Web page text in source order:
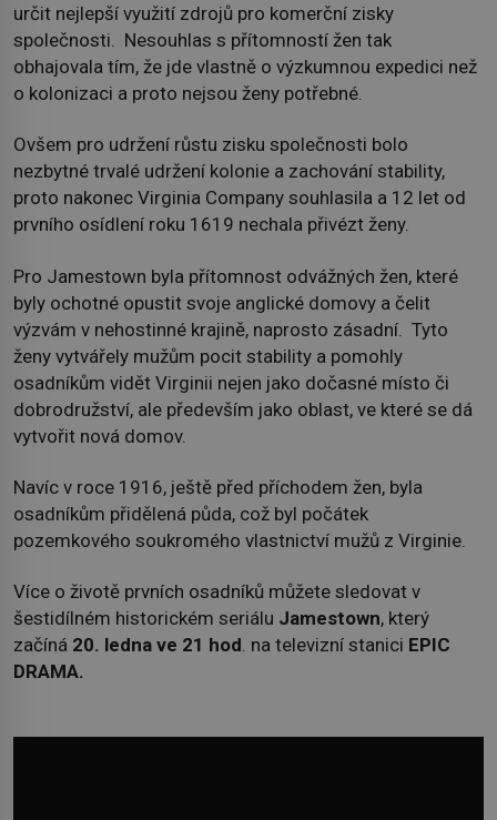
určit nejlepší využití zdrojů pro komerční zisky
společnosti. Nesouhlas s přítomností žen tak
obhajovala tím, že jde vlastně o výzkumnou expedici než
o kolonizaci a proto nejsou ženy potřebné.
Ovšem pro udržení růstu zisku společnosti bolo
nezbytné trvalé udržení kolonie a zachování stability,
proto nakonec Virginia Company souhlasila a 12 let od
prvního osídlení roku 1619 nechala přivézt ženy.
Pro Jamestown byla přítomnost odvážných žen, které
byly ochotné opustit svoje anglické domovy a čelit
výzvám v nehostinné krajině, naprosto zásadní. Tyto
ženy vytvářely mužům pocit stability a pomohly
osadníkům vidět Virginii nejen jako dočasné místo či
dobrodružství, ale především jako oblast, ve které se dá
vytvořit nová domov.
Navíc v roce 1916, ještě před příchodem žen, byla
osadníkům přidělená půda, což byl počátek
pozemkového soukromého vlastnictví mužů z Virginie.
Více o životě prvních osadníků můžete sledovat v
šestidílném historickém seriálu Jamestown, který
začíná 20. ledna ve 21 hod. na televizní stanici EPIC
DRAMA.